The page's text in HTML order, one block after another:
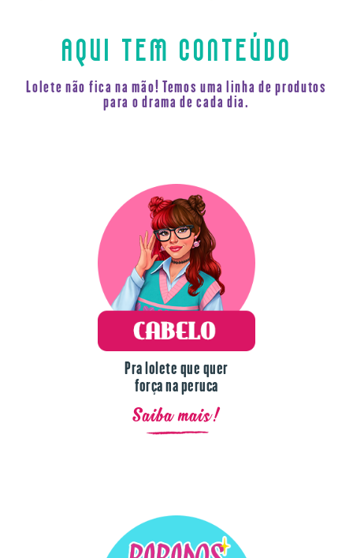
AQUI TEM CONTEÚDO
Lolete não fica na mão! Temos uma linha de produtos
para o drama de cada dia.
Pra lolete que quer
força na peruca
Saiba mais!